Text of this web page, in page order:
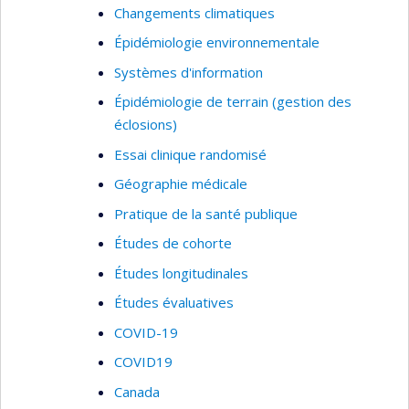
durable dans une perspective de lutte aux
changements climatiques et de réduction des
inégalités sociales de santé).
Changements climatiques
Épidémiologie environnementale
Systèmes d'information
Épidémiologie de terrain (gestion des
éclosions)
Essai clinique randomisé
Géographie médicale
Pratique de la santé publique
Études de cohorte
Études longitudinales
Études évaluatives
COVID-19
COVID19
Canada